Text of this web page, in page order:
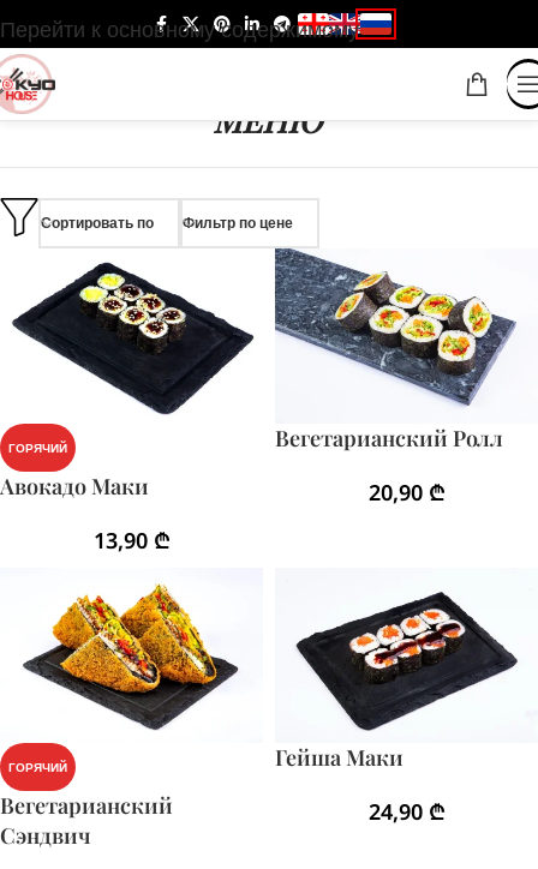
Перейти к основному содержимому
МЕНЮ
Сортировать по Фильтр по цене
ГОРЯЧИЙ
Авокадо Маки
13,90 ₾
Вегетарианский Ролл
20,90 ₾
ГОРЯЧИЙ
Вегетарианский
Сэндвич
Гейша Маки
24,90 ₾